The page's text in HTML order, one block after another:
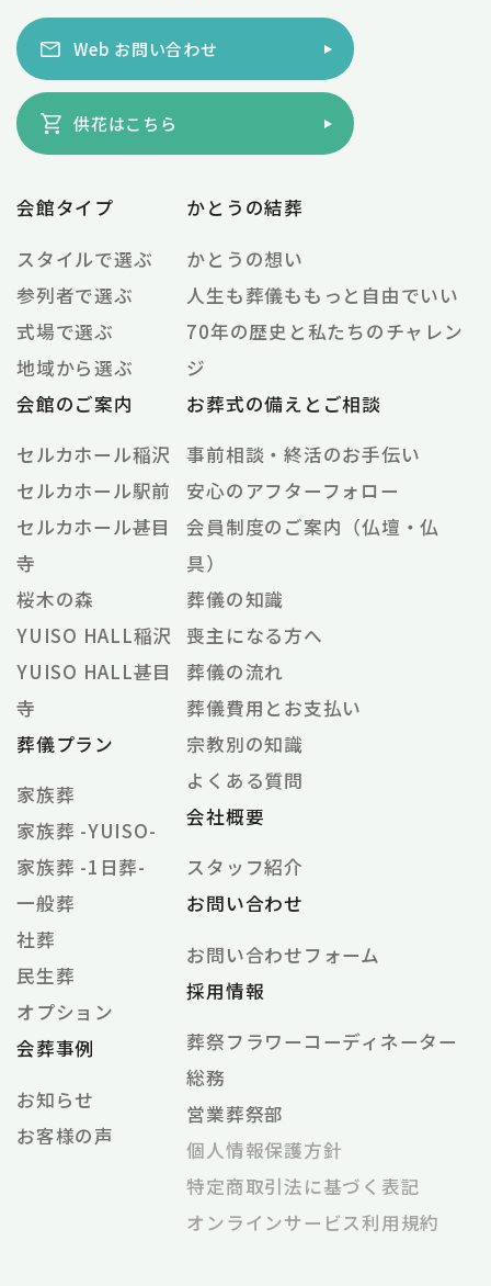
Web お問い合わせ
供花はこちら
会館タイプ
スタイルで選ぶ
参列者で選ぶ
式場で選ぶ
地域から選ぶ
会館のご案内
セルカホール稲沢
セルカホール駅前
セルカホール甚目
寺
桜木の森
YUISO HALL稲沢
YUISO HALL甚目
寺
葬儀プラン
家族葬
家族葬 -YUISO-
家族葬 -1日葬-
一般葬
社葬
民生葬
オプション
会葬事例
お知らせ
お客様の声
かとうの結葬
かとうの想い
人生も葬儀ももっと自由でいい
70年の歴史と私たちのチャレン
ジ
お葬式の備えとご相談
事前相談・終活のお手伝い
安心のアフターフォロー
会員制度のご案内（仏壇・仏
具）
葬儀の知識
喪主になる方へ
葬儀の流れ
葬儀費用とお支払い
宗教別の知識
よくある質問
会社概要
スタッフ紹介
お問い合わせ
お問い合わせフォーム
採用情報
葬祭フラワーコーディネーター
総務
営業葬祭部
個⼈情報保護⽅針
特定商取引法に基づく表記
オンラインサービス利⽤規約